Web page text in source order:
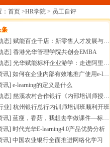
首页 >HR学院 > 员工自评
态] 赋能百企千店：新零售人才发展与组织能力微诊断
态] 香港光华管理学院共创会EMBA
态] 光华赋能标杆企业游学：走进阿里巴巴+绿城管理集团
讯] 如何在企业内部有效地推广使用e-learning
讯] e-learning的定义是什么
态] 慈溪农村合作银行《内部培训师授课技能提升》报导
业] 杭州银行总行内训师培训班顺利开班
讯] 蓝瘦，香菇，我想去学做课件—标准课件制作分享会
讯] 时代光华E-learning4.0产品优势分析
讯] 中国农业银行全面推进网络化学习